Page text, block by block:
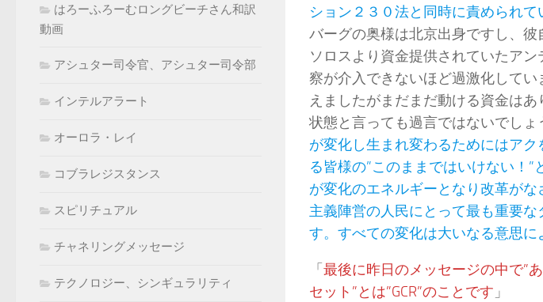
ション２３０法と同時に責められて
バーグの奥様は北京出身ですし、
ソロスより資金提供されていたア
察が介入できないほど過激化して
えましたがまだまだ動ける資金は
状態と言っても過言ではないでしょ
が変化し生まれ変わるためにはア
る皆様の”このままではいけない！
が変化のエネルギーとなり改革が
主義陣営の人民にとって最も重要
す。すべての変化は大いなる意思に
「 最後に昨日のメッセージの中で”
セット”とは”GCR”のことです 」
はろーふろーむロングビーチさん和訳
動画
アシュター司令官、アシュター司令部
インテルアラート
オーロラ・レイ
コブラレジスタンス
スピリチュアル
チャネリングメッセージ
テクノロジー、シンギュラリティ